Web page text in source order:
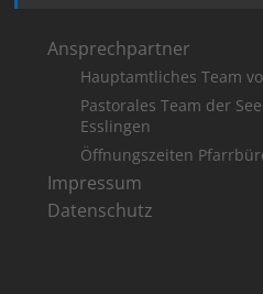
Ansprechpartner
Hauptamtliches Team
Pastorales Team der
Esslingen
Öffnungszeiten
Impressum
Datenschutz